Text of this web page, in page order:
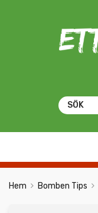
Hem Bomben Tips